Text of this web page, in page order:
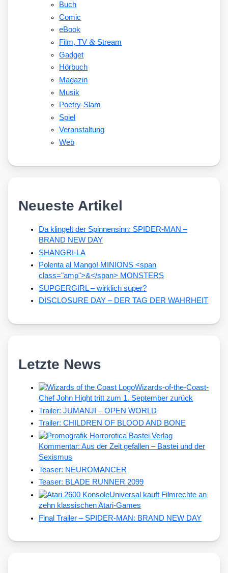
Buch
Comic
eBook
Film, TV&Stream
Gadget
Hörbuch
Magazin
Musik
Poetry-Slam
Spiel
Veranstaltung
Web
Neueste Artikel
Da klingelt der Spinnensinn: SPIDER-MAN –
BRAND NEW DAY
SHANGRI-LA
Polenta al Mango! MINIONS <span
class="amp">&</span> MONSTERS
SUPGERGIRL – wirklich super?
DISCLOSURE DAY – DER TAG DER WAHRHEIT
Letzte News
Wizards-of-the-Coast-
Chef John Hight tritt zum 1. September zurück
Trailer: JUMANJI – OPEN WORLD
Trailer: CHILDREN OF BLOOD AND BONE
Kommentar: Aus der Zeit gefallen – Bastei und der
Sexismus
Teaser: NEUROMANCER
Teaser: BLADE RUNNER 2099
Universal kauft Filmrechte an
zehn klassischen Atari-Games
Final Trailer – SPIDER-MAN: BRAND NEW DAY